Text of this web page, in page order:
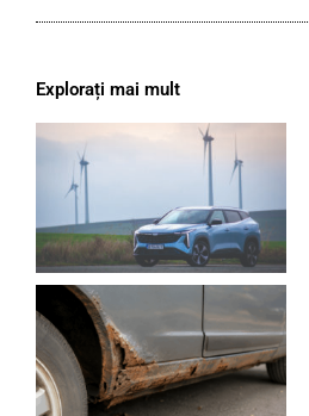
Explorați mai mult